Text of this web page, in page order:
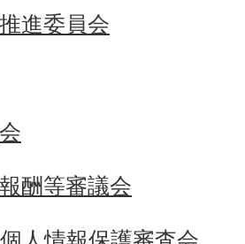
進委員会
酬等審議会